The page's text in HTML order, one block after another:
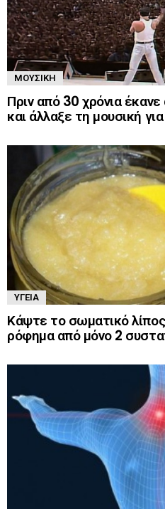
ΜΟΥΣΙΚΉ
Πριν από 30 χρόνια
και άλλαξε τη μουσική
ΥΓΕΊΑ
Κάψτε το σωματικό
ρόφημα από μόνο 2